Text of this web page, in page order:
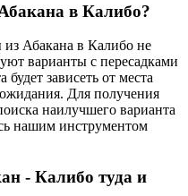
в Калибо?
Абакана в Калибо не
варианты с пересадками
зависеть от места
Для получения
наилучшего варианта
нашим инструментом
- Калибо туда и